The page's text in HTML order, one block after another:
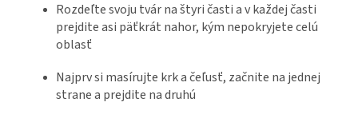
Rozdeľte svoju tvár na štyri časti a v každej časti
prejdite asi päťkrát nahor, kým nepokryjete celú
oblasť
Najprv si masírujte krk a čeľusť, začnite na jednej
strane a prejdite na druhú